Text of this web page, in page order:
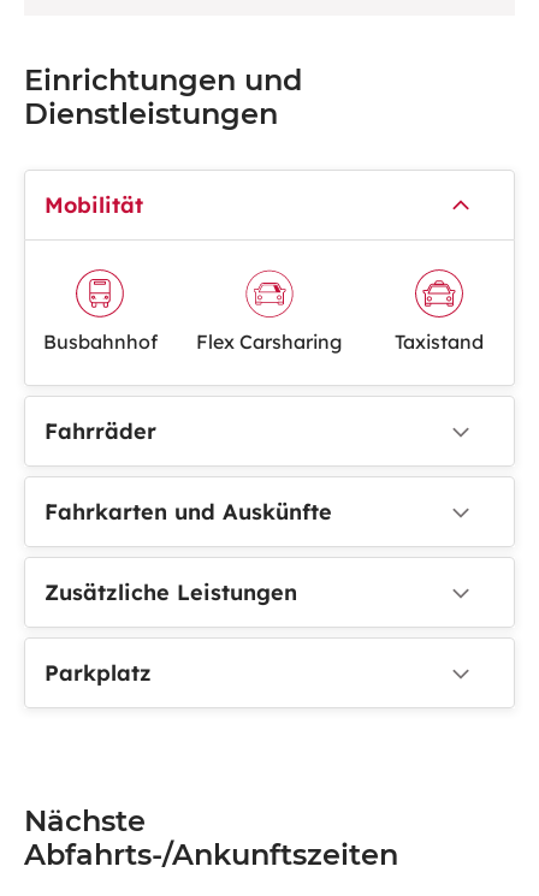
Einrichtungen und
Dienstleistungen
Mobilität
Busbahnhof Flex Carsharing Taxistand
Fahrräder
Fahrkarten und Auskünfte
Zusätzliche Leistungen
Parkplatz
Nächste
Abfahrts-/Ankunftszeiten